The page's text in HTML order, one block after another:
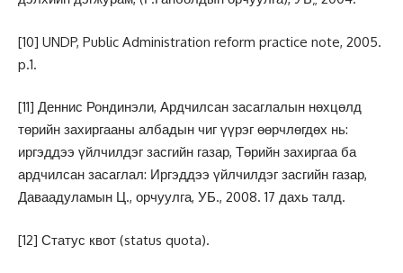
[10] UNDP, Public Administration reform practice note, 2005.
p.1.
[11] Деннис Рондинэли, Ардчилсан засаглалын нөхцөлд
төрийн захиргааны албадын чиг үүрэг өөрчлөгдөх нь:
иргэддээ үйлчилдэг засгийн газар, Төрийн захиргаа ба
ардчилсан засаглал: Иргэддээ үйлчилдэг засгийн газар,
Даваадуламын Ц., орчуулга, УБ., 2008. 17 дахь талд.
[12] Статус квот (status quota).